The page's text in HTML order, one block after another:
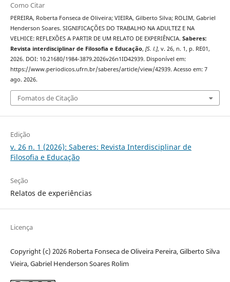
Como Citar
PEREIRA, Roberta Fonseca de Oliveira; VIEIRA, Gilberto Silva; ROLIM, Gabriel
Henderson Soares. SIGNIFICAÇÕES DO TRABALHO NA ADULTEZ E NA
VELHICE: REFLEXÕES A PARTIR DE UM RELATO DE EXPERIÊNCIA. Saberes:
Revista interdisciplinar de Filosofia e Educação, [S. l.], v. 26, n. 1, p. RE01,
2026. DOI: 10.21680/1984-3879.2026v26n1ID42939. Disponível em:
https://www.periodicos.ufrn.br/saberes/article/view/42939. Acesso em: 7
ago. 2026.
Fomatos de Citação
Edição
v. 26 n. 1 (2026): Saberes: Revista Interdisciplinar de
Filosofia e Educação
Seção
Relatos de experiências
Licença
Copyright (c) 2026 Roberta Fonseca de Oliveira Pereira, Gilberto Silva
Vieira, Gabriel Henderson Soares Rolim